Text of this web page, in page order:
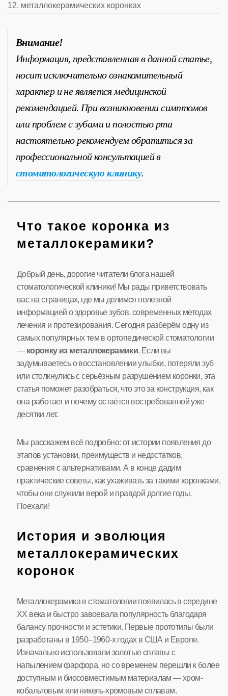
металлокерамических коронках
Внимание!
Информация, представленная в данной статье,
носит исключительно ознакомительный
характер и не является медицинской
рекомендацией. При возникновении симптомов
или проблем с зубами и полостью рта
настоятельно рекомендуем обратиться за
профессиональной консультацией в
стоматологическую клинику.
Что такое коронка из
металлокерамики?
Добрый день, дорогие читатели блога нашей
стоматологической клиники! Мы рады приветствовать
вас на страницах, где мы делимся полезной
информацией о здоровье зубов, современных методах
лечения и протезирования. Сегодня разберём одну из
самых популярных тем в ортопедической стоматологии
— коронку из металлокерамики. Если вы
задумываетесь о восстановлении улыбки, потеряли зуб
или столкнулись с серьёзным разрушением коронки, эта
статья поможет разобраться, что это за конструкция, как
она работает и почему остаётся востребованной уже
десятки лет.
Мы расскажем всё подробно: от истории появления до
этапов установки, преимуществ и недостатков,
сравнения с альтернативами. А в конце дадим
практические советы, как ухаживать за такими коронками,
чтобы они служили верой и правдой долгие годы.
Поехали!
История и эволюция
металлокерамических
коронок
Металлокерамика в стоматологии появилась в середине
XX века и быстро завоевала популярность благодаря
балансу прочности и эстетики. Первые прототипы были
разработаны в 1950–1960-х годах в США и Европе.
Изначально использовали золотые сплавы с
напылением фарфора, но со временем перешли к более
доступным и биосовместимым материалам — хром-
кобальтовым или никель-хромовым сплавам.